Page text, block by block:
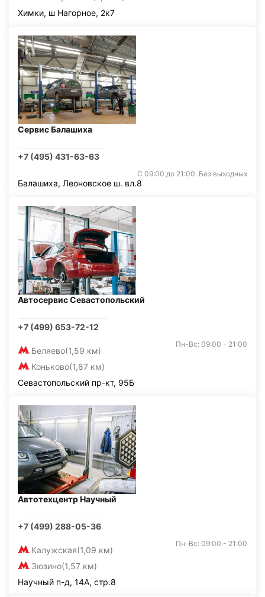
Химки, ш Нагорное, 2к7
Сервис Балашиха
+7 (495) 431-63-63
С 09:00 до 21:00. Без выходных
Балашиха, Леоновское ш. вл.8
Автосервис Севастопольский
+7 (499) 653-72-12
Беляево(1,59 км)
Коньково(1,87 км)
Пн-Вс: 09:00 - 21:00
Севастопольский пр-кт, 95Б
Автотехцентр Научный
+7 (499) 288-05-36
Калужская(1,09 км)
Зюзино(1,57 км)
Пн-Вс: 09:00 - 21:00
Научный п-д, 14А, стр.8